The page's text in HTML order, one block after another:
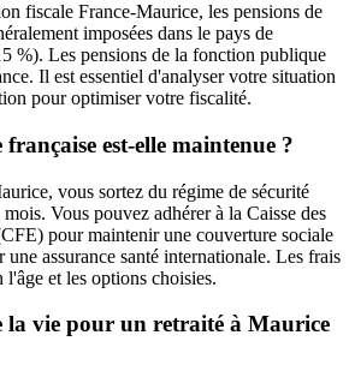
fiscale France-Maurice, les pensions de
imposées dans le pays de
%). Les pensions de la fonction publique
Il est essentiel d'analyser votre situation
pour optimiser votre fiscalité.
est-elle maintenue ?
vous sortez du régime de sécurité
Vous pouvez adhérer à la Caisse des
pour maintenir une couverture sociale
assurance santé internationale. Les frais
et les options choisies.
la vie pour un retraité à Maurice